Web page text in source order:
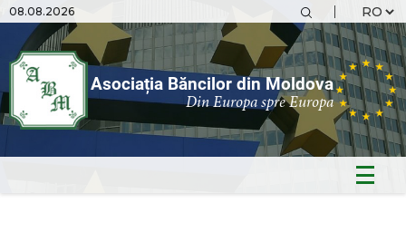
08.08.2026
Asociația Băncilor din Moldova
Din Europa spre Europa